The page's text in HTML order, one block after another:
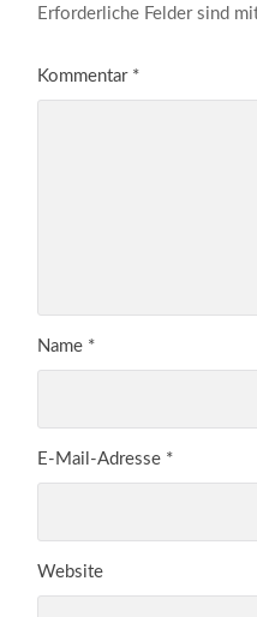
Erforderliche Felder sind
Kommentar *
Name *
E-Mail-Adresse *
Website